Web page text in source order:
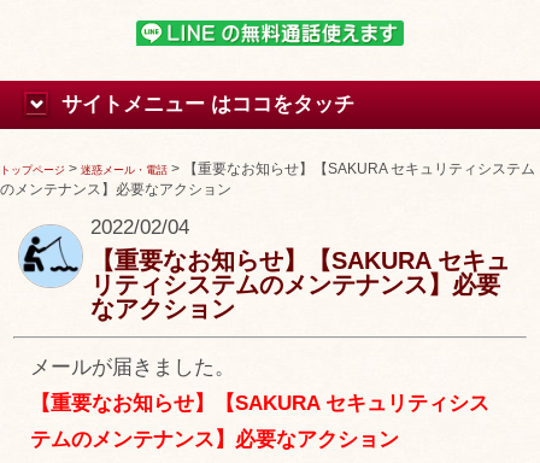
サイトメニュー はココをタッチ
トップページ > 迷惑メール・電話 >
【重要なお知らせ】【SAKURA セキュリティシステム
のメンテナンス】必要なアクション
2022/02/04
【重要なお知らせ】【SAKURA セキュ
リティシステムのメンテナンス】必要
なアクション
メールが届きました。
【重要なお知らせ】【SAKURA セキュリティシス
テムのメンテナンス】必要なアクション